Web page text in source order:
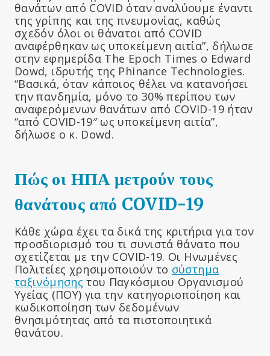
θανάτων από COVID όταν αναλύουμε έναντι
της γρίπης και της πνευμονίας, καθώς
σχεδόν όλοι οι θάνατοι από COVID
αναφέρθηκαν ως υποκείμενη αιτία”, δήλωσε
στην εφημερίδα The Epoch Times ο Edward
Dowd, ιδρυτής της Phinance Technologies.
“Βασικά, όταν κάποιος θέλει να κατανοήσει
την πανδημία, μόνο το 30% περίπου των
αναφερόμενων θανάτων από COVID-19 ήταν
“από COVID-19″ ως υποκείμενη αιτία”,
δήλωσε ο κ. Dowd.
Πώς οι ΗΠΑ μετρούν τους
θανάτους από COVID-19
Κάθε χώρα έχει τα δικά της κριτήρια για τον
προσδιορισμό του τι συνιστά θάνατο που
σχετίζεται με την COVID-19. Οι Ηνωμένες
Πολιτείες χρησιμοποιούν το σύστημα
ταξινόμησης του Παγκόσμιου Οργανισμού
Υγείας (ΠΟΥ) για την κατηγοριοποίηση και
κωδικοποίηση των δεδομένων
θνησιμότητας από τα πιστοποιητικά
θανάτου.